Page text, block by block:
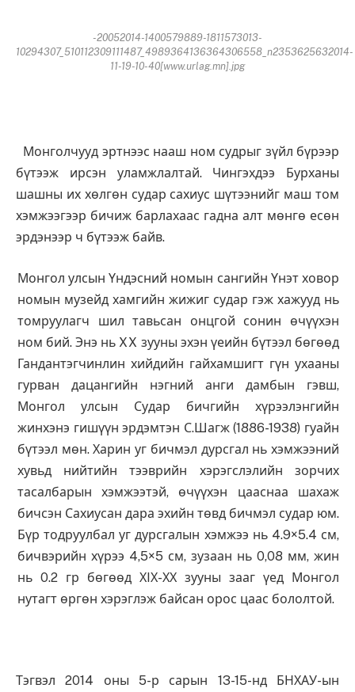
-20052014-1400579889-1811573013-
10294307_510112309111487_4989364136364306558_n2353625632014-
11-19-10-40[www.urlag.mn].jpg
Монголчууд эртнээс нааш ном судрыг зүйл бүрээр
бүтээж ирсэн уламжлалтай. Чингэхдээ Бурханы
шашны их хөлгөн судар сахиус шүтээнийг маш том
хэмжээгээр бичиж барлахаас гадна алт мөнгө есөн
эрдэнээр ч бүтээж байв.
Монгол улсын Үндэсний номын сангийн Үнэт ховор
номын музейд хамгийн жижиг судар гэж хажууд нь
томруулагч шил тавьсан онцгой сонин өчүүхэн
ном бий. Энэ нь XX зууны эхэн үеийн бүтээл бөгөөд
Гандантэгчинлин хийдийн гайхамшигт гүн ухааны
гурван дацангийн нэгний анги дамбын гэвш,
Монгол улсын Судар бичгийн хүрээлэнгийн
жинхэнэ гишүүн эрдэмтэн С.Шагж (1886-1938) гуайн
бүтээл мөн. Харин уг бичмэл дурсгал нь хэмжээний
хувьд нийтийн тээврийн хэрэгслэлийн зорчих
тасалбарын хэмжээтэй, өчүүхэн цааснаа шахаж
бичсэн Сахиусан дара эхийн төвд бичмэл судар юм.
Бүр тодруулбал уг дурсгалын хэмжээ нь 4.9×5.4 см,
бичвэрийн хүрээ 4,5×5 см, зузаан нь 0,08 мм, жин
нь 0.2 гр бөгөөд ХIХ-ХХ зууны зааг үед Монгол
нутагт өргөн хэрэглэж байсан орос цаас бололтой.
Тэгвэл 2014 оны 5-р сарын 13-15-нд БНХАУ-ын